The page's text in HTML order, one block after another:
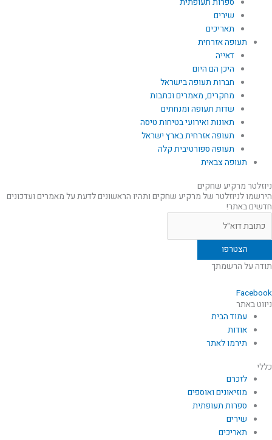
שירים
תאריכים
תעופה אזרחית
דאייה
היכן הם היום
חברות תעופה בישראל
מחקרים, מאמרים וכתבות
שדות תעופה ומנחתים
תאונות ואירועי בטיחות טיסה
תעופה אזרחית בארץ ישראל
תעופה ספורטיבית קלה
תעופה צבאית
ניוזלטר מרקיע שחקים
הירשמו לניוזלטר של מרקיע שחקים ותהיו הראשונים לדעת על מאמרים ועדכונים
חדשים באתר!
תודה על הרשמתך
Facebook
ניווט באתר
עמוד הבית
אודות
תירמו לאתר
כללי
לזכרם
מוזיאונים ואוספים
ספרות תעופתית
שירים
תאריכים